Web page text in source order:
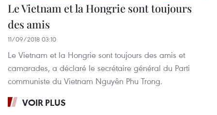
Le Vietnam et la Hongrie sont toujours
des amis
11/09/2018 03:10
Le Vietnam et la Hongrie sont toujours des amis et
camarades, a déclaré le secrétaire général du Parti
communiste du Vietnam Nguyên Phu Trong.
VOIR PLUS